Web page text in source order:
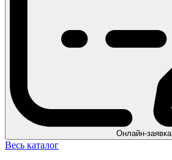
Онлайн-заявка
Весь каталог